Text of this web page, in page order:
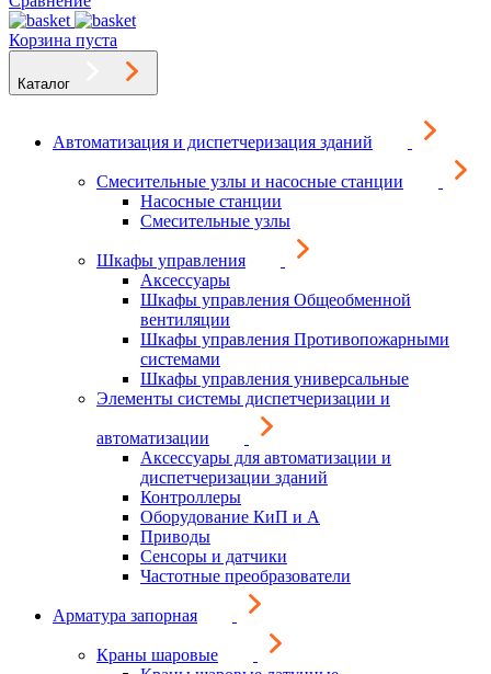
Корзина пуста
Каталог
Автоматизация и диспетчеризация зданий
Смесительные узлы и насосные станции
Насосные станции
Смесительные узлы
Шкафы управления
Аксессуары
Шкафы управления Общеобменной
вентиляции
Шкафы управления Противопожарными
системами
Шкафы управления универсальные
Элементы системы диспетчеризации и
автоматизации
Аксессуары для автоматизации и
диспетчеризации зданий
Контроллеры
Оборудование КиП и А
Приводы
Сенсоры и датчики
Частотные преобразователи
Арматура запорная
Краны шаровые